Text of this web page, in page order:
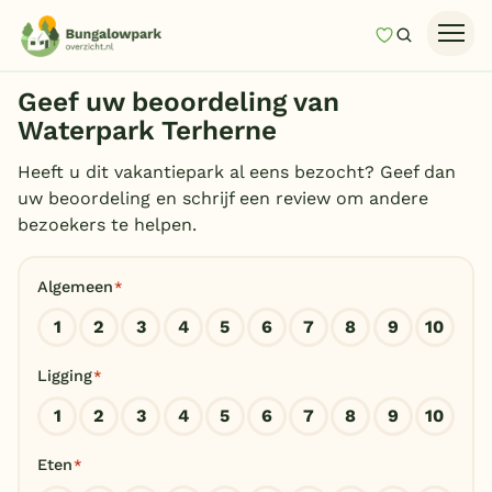
MijnZoeken
Last minutes
Top 12 aanbiedingen
Zomervakantie
Vakantiepark keuzehulp
Geef uw beoordeling van
Waterpark Terherne
Heeft u dit vakantiepark al eens bezocht? Geef dan
uw beoordeling en schrijf een review om andere
bezoekers te helpen.
Algemeen*
1 2 3 4 5 6 7 8 9 10
Ligging*
1 2 3 4 5 6 7 8 9 10
Eten*